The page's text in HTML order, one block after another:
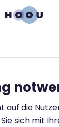
auf die
sich mit